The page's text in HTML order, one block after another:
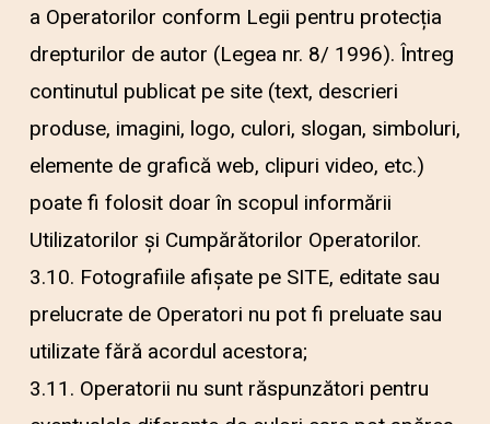
a Operatorilor conform Legii pentru protecția
drepturilor de autor (Legea nr. 8/ 1996). Întreg
continutul publicat pe site (text, descrieri
produse, imagini, logo, culori, slogan, simboluri,
elemente de grafică web, clipuri video, etc.)
poate fi folosit doar în scopul informării
Utilizatorilor și Cumpărătorilor Operatorilor.
3.10. Fotografiile afișate pe SITE, editate sau
prelucrate de Operatori nu pot fi preluate sau
utilizate fără acordul acestora;
3.11. Operatorii nu sunt răspunzători pentru